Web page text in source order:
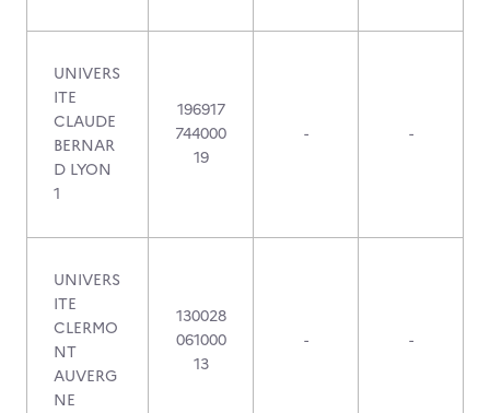
UNIVERS
ITE
CLAUDE
BERNAR
D LYON
1
196917
744000
19
- -
UNIVERS
ITE
CLERMO
NT
AUVERG
NE
130028
061000
13
- -